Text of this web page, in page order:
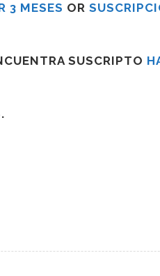
3 MESES OR
SUSCRIPTO